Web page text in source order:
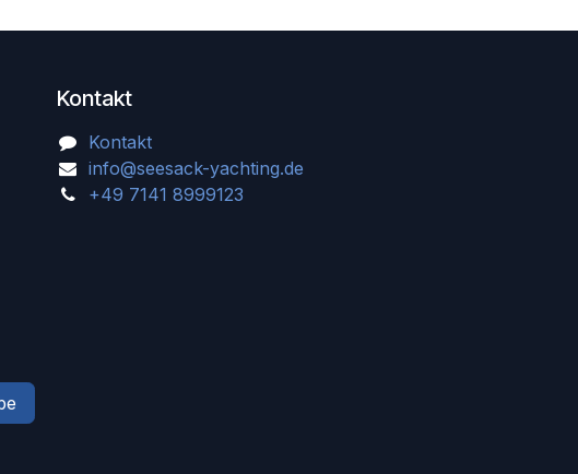
Kontakt
Kontakt
info@seesack-yachting.de
+49 7141 8999123